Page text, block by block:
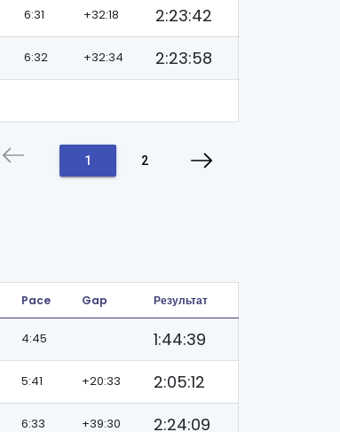
6:31 +32:18
2:23:42
6:32 +32:34
2:23:58
1 2
Pace Gap Результат
4:45
1:44:39
5:41 +20:33
2:05:12
6:33 +39:30
2:24:09